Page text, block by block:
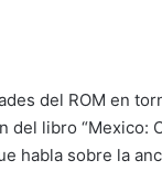
del ROM en
del libro “Mexico:
habla sobre la